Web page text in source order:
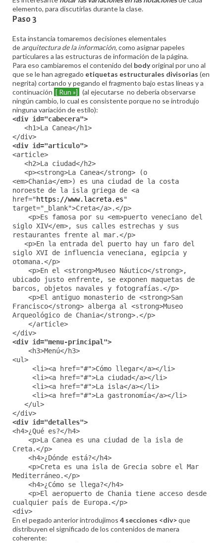
elemento, para discutirlas durante la clase.
Paso 3
Esta instancia tomaremos decisiones elementales
de arquitectura de la información,como asignar papeles
particulares a las estructuras de información de la página.
Para eso cambiaremos el contenido del bodyoriginal por uno al
que se le han agregado etiquetas estructurales divisorias (en
negrita) cortando y pegando el fragmento bajo estas líneas y a
continuación [ Run »] (al ejecutarse no debería observarse
ningún cambio, lo cual es consistente porque no se introdujo
ninguna variación de estilo):
<div id="cabecera">
<h1>La Canea</h1>
</div>
<div id="articulo">
<article>
<h2>La ciudad</h2>
<p><strong>La Canea</strong> (o
<em>Chania</em>) es una ciudad de la costa
noroeste de la isla griega de <a
href="https://www.lacreta.es"
target="_blank">Creta</a>.</p>
<p>Es famosa por su <em>puerto veneciano del
siglo XIV</em>, sus calles estrechas y sus
restaurantes frente al mar.</p>
<p>En la entrada del puerto hay un faro del
siglo XVI de influencia veneciana, egipcia y
otomana.</p>
<p>En el <strong>Museo Náutico</strong>,
ubicado justo enfrente, se exponen maquetas de
barcos, objetos navales y fotografías.</p>
<p>El antiguo monasterio de <strong>San
Francisco</strong> alberga al <strong>Museo
Arqueológico de Chania</strong>.</p>
</article>
</div>
<div id="menu-principal">
<h3>Menú</h3>
<ul>
<li><a href="#">Cómo llegar</a></li>
<li><a href="#">La ciudad</a></li>
<li><a href="#">La isla</a></li>
<li><a href="#">La gastronomía</a></li>
</ul>
</div>
<div id="detalles">
<h4>¿Qué es?</h4>
<p>La Canea es una ciudad de la isla de
Creta.</p>
<h4>¿Dónde está?</h4>
<p>Creta es una isla de Grecia sobre el Mar
Mediterráneo.</p>
<h4>¿Cómo se llega?</h4>
<p>El aeropuerto de Chania tiene acceso desde
cualquier país de Europa.</p>
<div>
En el pegado anterior introdujimos 4 secciones <div>que
distribuyen el significado de los contenidos de manera
coherente: